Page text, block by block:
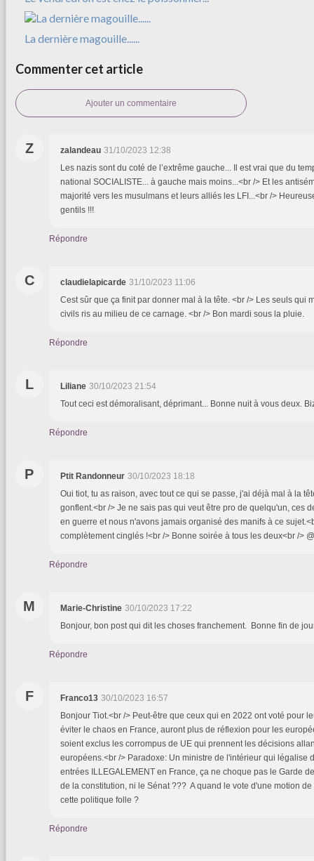
La dernière magouille......
Commenter cet article
Ajouter un commentaire
Z zalandeau 31/10/2023 12:38
Les nazis sont du coté de l’extrême gauche... Il est vrai que du
national SOCIALISTE... à gauche mais moins...<br /> Et les
majorité vers les musulmans et leurs alliés les LFI...<br />
gentils !!!
Répondre
C claudielapicarde 31/10/2023 11:06
Cest sûr que ça finit par donner mal à la tête. <br /> Les seuls qui
civils ris au milieu de ce carnage. <br /> Bon mardi sous la pluie.
Répondre
L Liliane 30/10/2023 21:54
Tout ceci est démoralisant, déprimant... Bonne nuit à vous deux.
Répondre
P Ptit Randonneur 30/10/2023 18:18
Oui tiot, tu as raison, avec tout ce qui se passe, j'ai déjà mal à la
gonflent.<br /> Je ne sais pas qui veut être pro de quelqu'un, ces
en guerre et nous n'avons jamais organisé des manifs à ce
complètement cinglés !<br /> Bonne soirée à tous les deux<br />
Répondre
M Marie-Christine 30/10/2023 17:22
Bonjour, bon post qui dit les choses franchement. Bonne fin de
Répondre
F Franco13 30/10/2023 16:57
Bonjour Tiot.<br /> Peut-être que ceux qui en 2022 ont voté pour
éviter le chaos en France, auront plus de réflexion pour les
soient exclus les corrompus de UE qui prennent les décisions
européens.<br /> Paradoxe: Un ministre de l'intérieur qui légalise
entrées ILLEGALEMENT en France, ça ne choque pas le Garde
de la constitution, ni le Sénat ??? A quand le vote d'une motion
cette politique folle ?
Répondre